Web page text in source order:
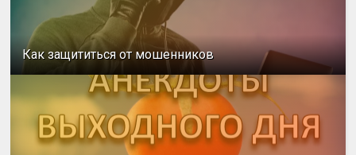
Как защититься от мошенников